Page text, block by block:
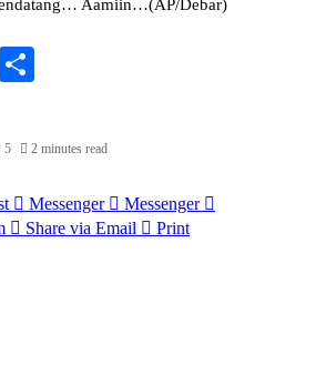
Aamiin…(AP/Debar)
Email
5 2 minutes read
Messenger
Messenger
Share via Email Print